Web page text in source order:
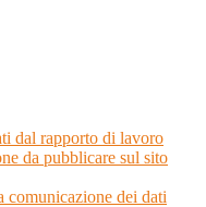
dal rapporto di lavoro
da pubblicare sul sito
comunicazione dei dati